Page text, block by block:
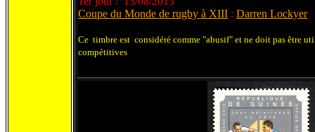
Coupe du Monde de rugby à XIII : Darren Lockyer
Ce timbre est considéré comme "abusif" et ne doit pas être
compétitives